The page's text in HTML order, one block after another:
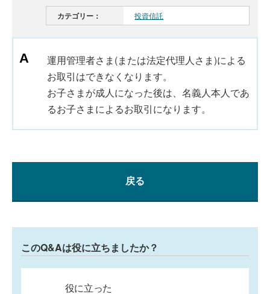
カテゴリー： 投資信託
運用管理者さま(または法定代理人さま)による
お取引はできなくなります。
お子さまが成人になった後は、名義人本人であ
るお子さまによるお取引になります。
戻る
このQ&Aは役に立ちましたか？
役に立った